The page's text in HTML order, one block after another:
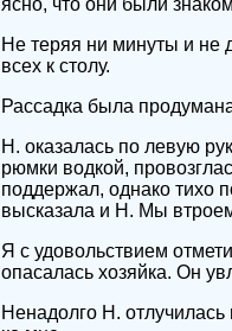
ясно, что они были
Не теряя ни минуты и не
всех к столу.
Рассадка была
Н. оказалась по левую
рюмки водкой,
поддержал, однако тихо
высказала и Н. Мы
Я с удовольствием
опасалась хозяйка. Он
Ненадолго Н.